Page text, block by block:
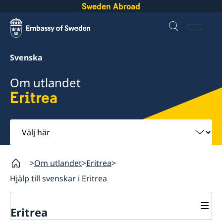
Sweden Abroad
Svenska
Om utlandet
Eritrea
Välj
här
Om utlandet Eritrea
Hjälp till svenskar i Eritrea
Eritrea